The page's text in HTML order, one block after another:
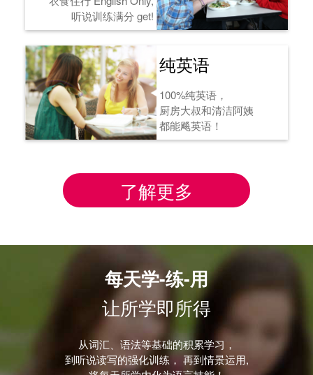
听说训练满分 get!
纯英语
100%纯英语，
厨房大叔和清洁阿姨
都能飚英语！
了解更多
每天学-练-用
让所学即所得
从词汇、语法等基础的积累学习，
到听说读写的强化训练， 再到情景运用,